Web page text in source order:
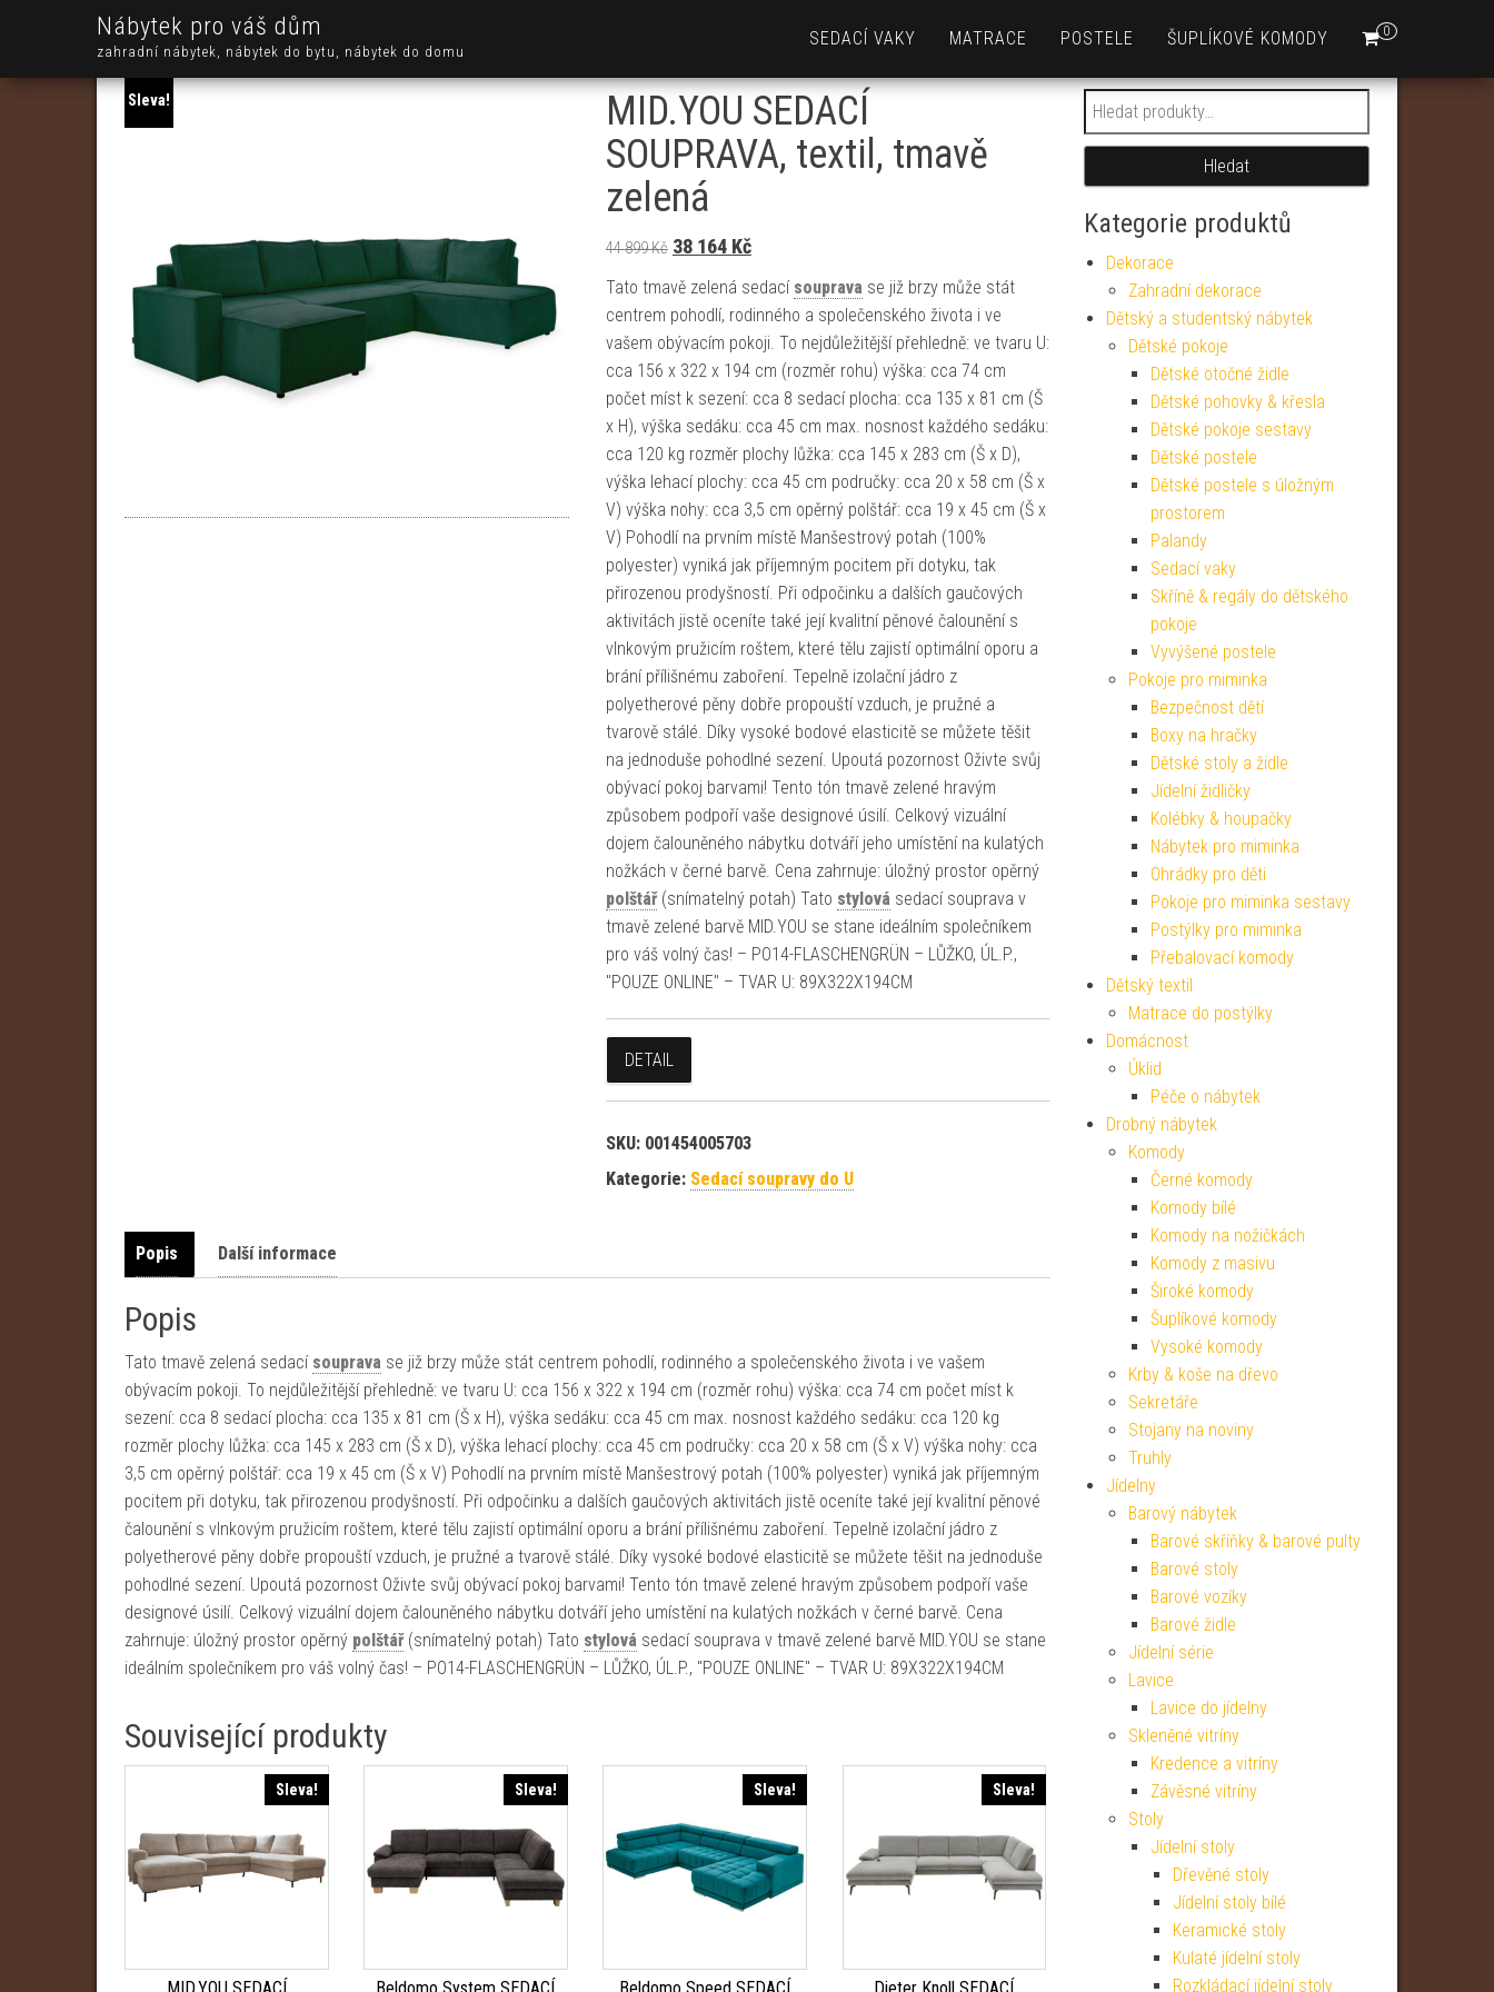
Nábytek pro váš dům
zahradní nábytek, nábytek do bytu, nábytek do domu
0
SEDACÍ VAKY MATRACE POSTELE ŠUPLÍKOVÉ KOMODY
Sleva!
MID.YOU SEDACÍ
SOUPRAVA, textil, tmavě
zelená
44 899Kč Původní cena byla: 44 899 Kč.
38 164 KčAktuální cena je: 38 164 Kč.
Tato tmavě zelená sedací souprava se již brzy může stát
centrem pohodlí, rodinného a společenského života i ve
vašem obývacím pokoji. To nejdůležitější přehledně: ve tvaru U:
cca 156 x 322 x 194 cm (rozměr rohu) výška: cca 74 cm
počet míst k sezení: cca 8 sedací plocha: cca 135 x 81 cm (Š
x H), výška sedáku: cca 45 cm max. nosnost každého sedáku:
cca 120 kg rozměr plochy lůžka: cca 145 x 283 cm (Š x D),
výška lehací plochy: cca 45 cm područky: cca 20 x 58 cm (Š x
V) výška nohy: cca 3,5 cm opěrný polštář: cca 19 x 45 cm (Š x
V) Pohodlí na prvním místě Manšestrový potah (100%
polyester) vyniká jak příjemným pocitem při dotyku, tak
přirozenou prodyšností. Při odpočinku a dalších gaučových
aktivitách jistě oceníte také její kvalitní pěnové čalounění s
vlnkovým pružicím roštem, které tělu zajistí optimální oporu a
brání přílišnému zaboření. Tepelně izolační jádro z
polyetherové pěny dobře propouští vzduch, je pružné a
tvarově stálé. Díky vysoké bodové elasticitě se můžete těšit
na jednoduše pohodlné sezení. Upoutá pozornost Oživte svůj
obývací pokoj barvami! Tento tón tmavě zelené hravým
způsobem podpoří vaše designové úsilí. Celkový vizuální
dojem čalouněného nábytku dotváří jeho umístění na kulatých
nožkách v černé barvě. Cena zahrnuje: úložný prostor opěrný
polštář(snímatelný potah) Tato stylová sedací souprava v
tmavě zelené barvě MID.YOU se stane ideálním společníkem
pro váš volný čas! – PO14-FLASCHENGRÜN – LŮŽKO, ÚL.P.,
"POUZE ONLINE" – TVAR U: 89X322X194CM
DETAIL
SKU: 001454005703
Kategorie: Sedací soupravy do U
Popis Další informace
Popis
Tato tmavě zelená sedací souprava se již brzy může stát centrem pohodlí, rodinného a společenského života i ve vašem
obývacím pokoji. To nejdůležitější přehledně: ve tvaru U: cca 156 x 322 x 194 cm (rozměr rohu) výška: cca 74 cm počet míst k
sezení: cca 8 sedací plocha: cca 135 x 81 cm (Š x H), výška sedáku: cca 45 cm max. nosnost každého sedáku: cca 120 kg
rozměr plochy lůžka: cca 145 x 283 cm (Š x D), výška lehací plochy: cca 45 cm područky: cca 20 x 58 cm (Š x V) výška nohy: cca
3,5 cm opěrný polštář: cca 19 x 45 cm (Š x V) Pohodlí na prvním místě Manšestrový potah (100% polyester) vyniká jak příjemným
pocitem při dotyku, tak přirozenou prodyšností. Při odpočinku a dalších gaučových aktivitách jistě oceníte také její kvalitní pěnové
čalounění s vlnkovým pružicím roštem, které tělu zajistí optimální oporu a brání přílišnému zaboření. Tepelně izolační jádro z
polyetherové pěny dobře propouští vzduch, je pružné a tvarově stálé. Díky vysoké bodové elasticitě se můžete těšit na jednoduše
pohodlné sezení. Upoutá pozornost Oživte svůj obývací pokoj barvami! Tento tón tmavě zelené hravým způsobem podpoří vaše
designové úsilí. Celkový vizuální dojem čalouněného nábytku dotváří jeho umístění na kulatých nožkách v černé barvě. Cena
zahrnuje: úložný prostor opěrný polštář(snímatelný potah) Tato stylová sedací souprava v tmavě zelené barvě MID.YOU se stane
ideálním společníkem pro váš volný čas! – PO14-FLASCHENGRÜN – LŮŽKO, ÚL.P., "POUZE ONLINE" – TVAR U: 89X322X194CM
Související produkty
Sleva!
MID.YOU SEDACÍ
Sleva!
Beldomo System SEDACÍ
Sleva!
Beldomo Speed SEDACÍ
Sleva!
Dieter Knoll SEDACÍ
Hledat:
Hledat
Kategorie produktů
Dekorace
Zahradní dekorace
Dětský a studentský nábytek
Dětské pokoje
Dětské otočné židle
Dětské pohovky & křesla
Dětské pokoje sestavy
Dětské postele
Dětské postele s úložným
prostorem
Palandy
Sedací vaky
Skříně & regály do dětského
pokoje
Vyvýšené postele
Pokoje pro miminka
Bezpečnost dětí
Boxy na hračky
Dětské stoly a židle
Jídelní židličky
Kolébky & houpačky
Nábytek pro miminka
Ohrádky pro děti
Pokoje pro miminka sestavy
Postýlky pro miminka
Přebalovací komody
Dětský textil
Matrace do postýlky
Domácnost
Úklid
Péče o nábytek
Drobný nábytek
Komody
Černé komody
Komody bílé
Komody na nožičkách
Komody z masivu
Široké komody
Šuplíkové komody
Vysoké komody
Krby & koše na dřevo
Sekretáře
Stojany na noviny
Truhly
Jídelny
Barový nábytek
Barové skříňky & barové pulty
Barové stoly
Barové vozíky
Barové židle
Jídelní série
Lavice
Lavice do jídelny
Skleněné vitríny
Kredence a vitríny
Závěsné vitríny
Stoly
Jídelní stoly
Dřevěné stoly
Jídelní stoly bílé
Keramické stoly
Kulaté jídelní stoly
Rozkládací jídelní stoly